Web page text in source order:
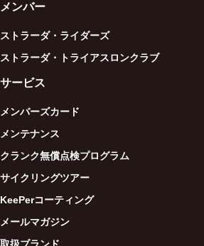
メンバー
ストラーダ・ライダーズ
ストラーダ・トライアスロンクラブ
サービス
メンバーズカード
メンテナンス
クランク無償点検プログラム
サイクリングツアー
KeePerコーティング
メールマガジン